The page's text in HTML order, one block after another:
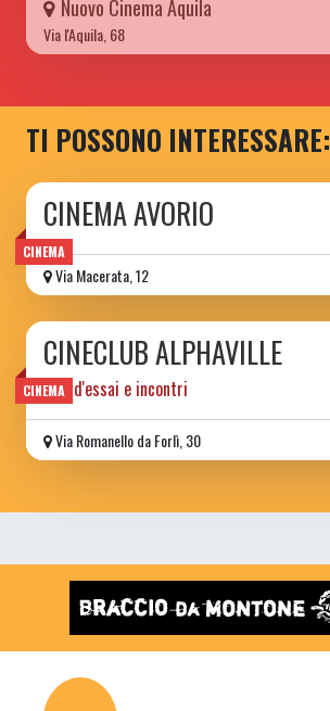
Nuovo Cinema Aquila
Via l'Aquila, 68
TI POSSONO INTERESSARE:
CINEMA
CINEMA AVORIO
Via Macerata, 12
CINEMA
CINECLUB ALPHAVILLE
film d'essai e incontri
Via Romanello da Forlì, 30